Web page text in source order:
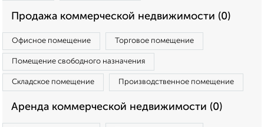
Продажа коммерческой недвижимости (0)
Офисное помещение Торговое помещение
Помещение свободного назначения
Складское помещение Производственное помещение
Аренда коммерческой недвижимости (0)